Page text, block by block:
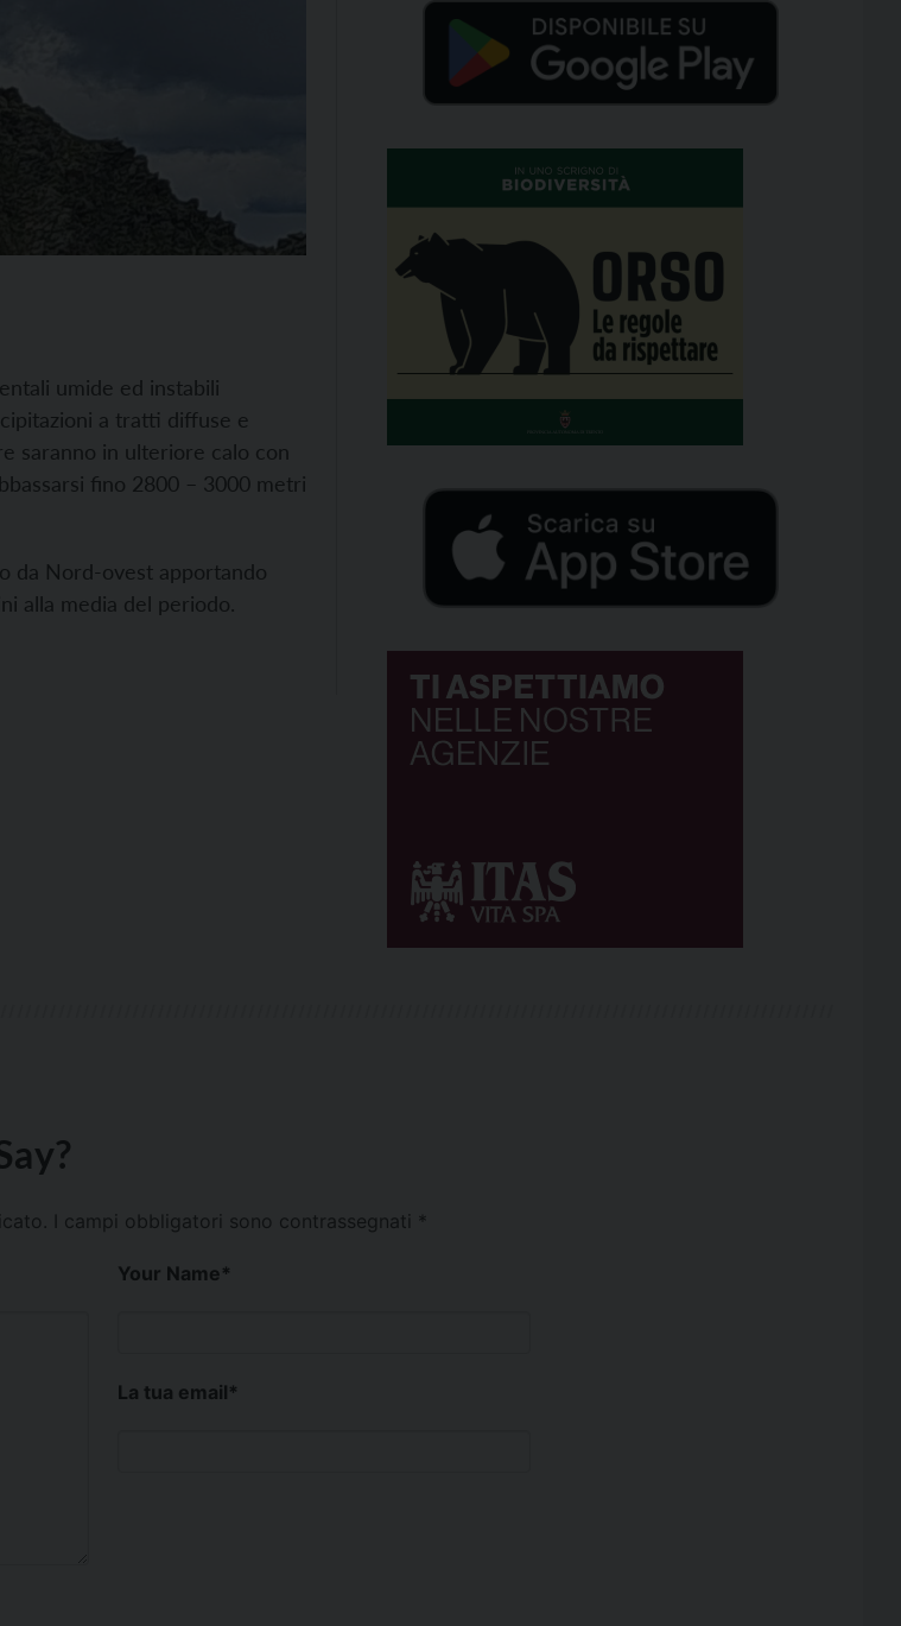
umide ed instabili
a tratti diffuse e
saranno in ulteriore calo con
fino 2800 – 3000 metri
da Nord-ovest apportando
alla media del periodo.
I campi obbligatori sono contrassegnati *
Your Name*
La tua email*